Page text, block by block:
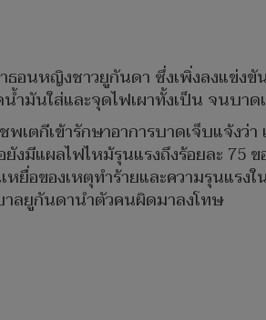
ธอนหญิงชาวยูกันดา ซึ่งเพิ่งลงแข่ง
ำมันใส่และจุดไฟเผาทั้งเป็น จนบา
เตกีเข้ารักษาอาการบาดเจ็บแจ้งว่
ยังมีแผลไฟไหม้รุนแรงถึงร้อยละ
ยื่อของเหตุทำร้ายและความรุนแร
าลยูกันดานำตัวคนผิดมาลงโทษ